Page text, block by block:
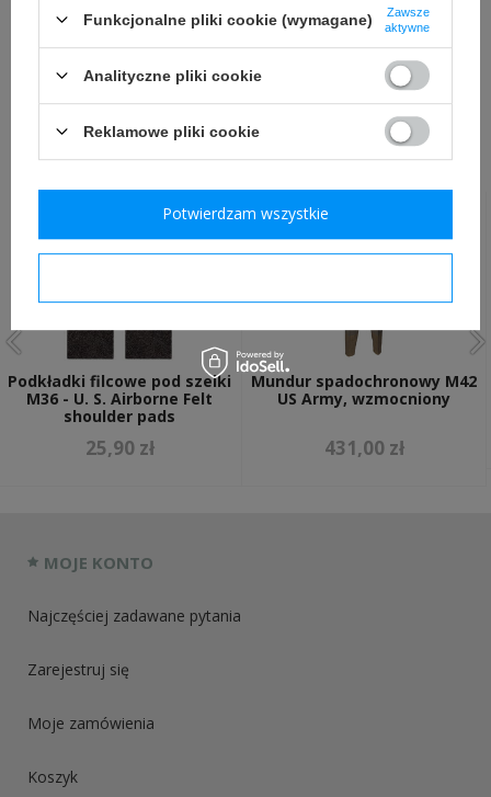
WSZYSTKIE WARIANTY
ZADAJ PYTANIE
POLECANE Z TYM TOWAREM:
Podkładki filcowe pod szelki
M36 - U. S. Airborne Felt
shoulder pads
25,90 zł
Mundur spadochronowy M42
US Army, wzmocniony
431,00 zł
MOJE KONTO
Najczęściej zadawane pytania
Zarejestruj się
Moje zamówienia
Koszyk
Funkcjonalne pliki cookie (wymagane)
Zawsze
aktywne
Analityczne pliki cookie
Reklamowe pliki cookie
Potwierdzam wszystkie